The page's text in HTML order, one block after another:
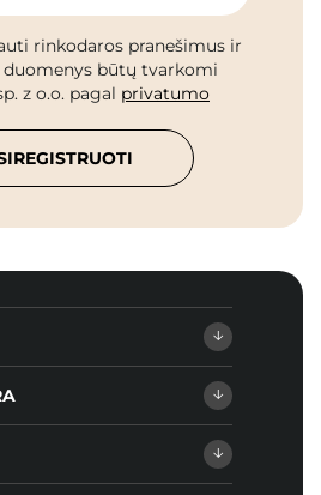
rinkodaros pranešimus ir
duomenys būtų tvarkomi
z o.o. pagal privatumo